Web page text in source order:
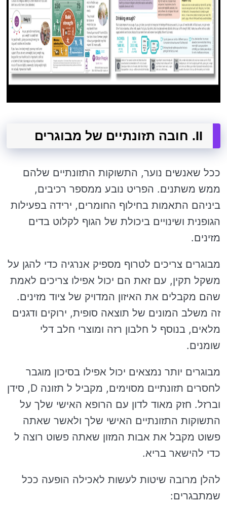
II. חובה תזונתיים של מבוגרים
ככל שאנשים נוער, התשוקות התזונתיים שלהם
ממש משתנים. הפריט נובע ממספר רכיבים,
ביניהם התאמות בחילוף החומרים, ירידה בפעילות
הגופנית ושינויים ביכולת של הגוף לקלוט בדים
מזינים.
מבוגרים צריכים לטרוף מספיק אנרגיה כדי להגן על
משקל תקין, עם זאת הם יכול אפילו צריכים לאמת
שהם מקבלים את האיזון המדויק של ציוד מזינים.
זה משלב המונים של תוצאה סופית, ירוקים ודגנים
מלאים, בנוסף ל חלבון רזה ומוצרי חלב דלי
שומנים.
מבוגרים יותר נמצאים יכול אפילו בסיכון מוגבר
לחסרים תזונתיים מסוימים, מקביל ל תזונה D, סידן
וברזל. חזק מאוד לדון עם הרופא האישי שלך על
התשוקות התזונתיים האישי שלך ולאשר שאתה
פשוט מקבל את אבות המזון שאתה פשוט רוצה ל
כדי להישאר בריא.
להלן מרובה שיטות לעשות לאכילה הופעה ככל
שמתבגרים: